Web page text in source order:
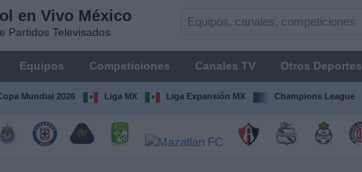
en Vivo México
Partidos Televisados
Equipos Competiciones Canales TV Otros Deportes
Mundial 2026 Liga MX Liga Expansión MX Champions League